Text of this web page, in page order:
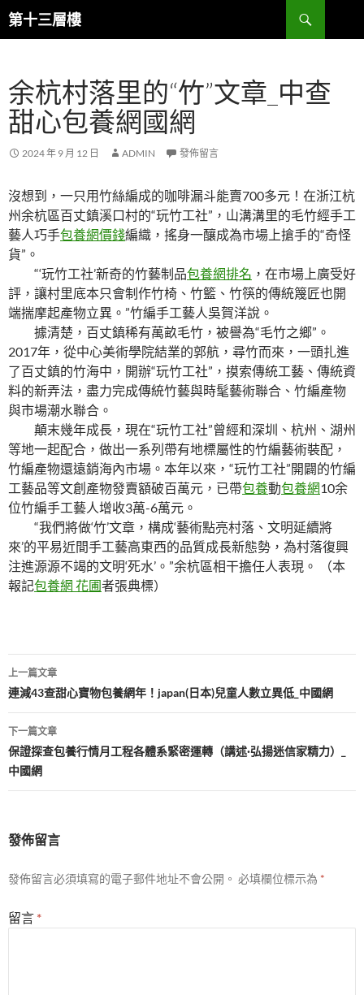
跳
至
內
容
第十三層樓
搜
尋
余杭村落里的“竹”文章_中查
甜心包養網國網
2024 年 9 月 12 日 ADMIN 發佈留言
沒想到，一只用竹絲編成的咖啡漏斗能賣700多元！在浙江杭
州余杭區百丈鎮溪口村的“玩竹工社”，山溝溝里的毛竹經手工
藝人巧手包養網價錢編織，搖身一釀成為市場上搶手的“奇怪
貨”。
“‘玩竹工社’新奇的竹藝制品包養網排名 ，在市場上廣受好
評，讓村里底本只會制作竹椅、竹籃、竹筷的傳統篾匠也開
端揣摩起產物立異。”竹編手工藝人吳賀洋說。
據清楚，百丈鎮稀有萬畝毛竹，被譽為“毛竹之鄉”。
2017年，從中心美術學院結業的郭航，尋竹而來，一頭扎進
了百丈鎮的竹海中，開辦“玩竹工社”，摸索傳統工藝、傳統資
料的新弄法，盡力完成傳統竹藝與時髦藝術聯合、竹編產物
與市場潮水聯合。
顛末幾年成長，現在“玩竹工社”曾經和深圳、杭州、湖州
等地一起配合，做出一系列帶有地標屬性的竹編藝術裝配，
竹編產物還遠銷海內市場。本年以來，“玩竹工社”開闢的竹編
工藝品等文創產物發賣額破百萬元，已帶包養動包養網10余
位竹編手工藝人增收3萬-6萬元。
“我們將做‘竹’文章，構成‘藝術點亮村落、文明延續將
來’的平易近間手工藝高東西的品質成長新態勢，為村落復興
注進源源不竭的文明‘死水’。”余杭區相干擔任人表現。 （本
報記包養網 花圃者張典標）
文
章
導
覽
上一篇文章
連減43查甜心寶物包養網年！japan(日本)兒童人數立異低_中國網
下一篇文章
保證探查包養行情月工程各體系緊密運轉（講述·弘揚迷信家精力）_
中國網
發佈留言
發佈留言必須填寫的電子郵件地址不會公開。 必填欄位標示為 *
留言 *